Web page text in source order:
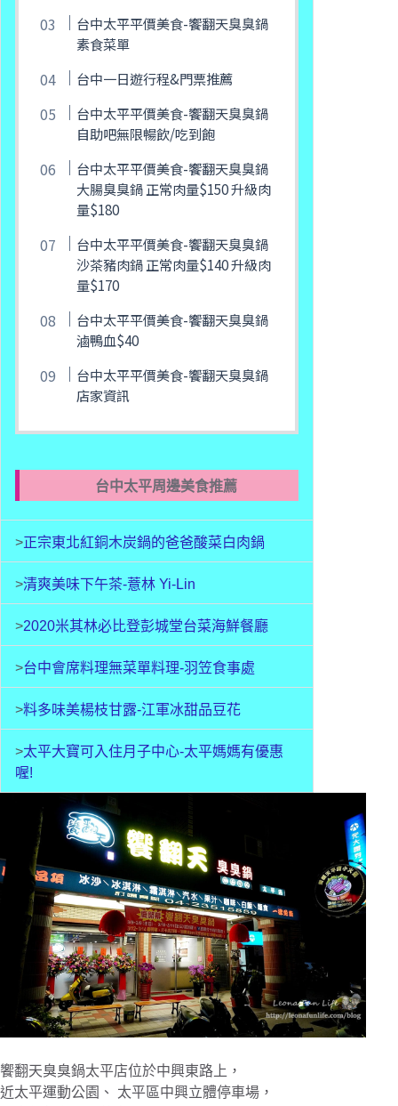
台中太平平價美食-饗翻天臭臭鍋
素食菜單
台中一日遊行程&門票推薦
台中太平平價美食-饗翻天臭臭鍋
自助吧無限暢飲/吃到飽
台中太平平價美食-饗翻天臭臭鍋
大腸臭臭鍋 正常肉量$150 升級肉
量$180
台中太平平價美食-饗翻天臭臭鍋
沙茶豬肉鍋 正常肉量$140 升級肉
量$170
台中太平平價美食-饗翻天臭臭鍋
滷鴨血$40
台中太平平價美食-饗翻天臭臭鍋
店家資訊
台中太平周邊美食推薦
>正宗東北紅銅木炭鍋的爸爸酸菜白肉鍋
>清爽美味下午茶-薏林 Yi-Lin
>2020米其林必比登彭城堂台菜海鮮餐廳
>台中會席料理無菜單料理-羽笠食事處
>料多味美楊枝甘露-江軍冰甜品豆花
>太平大寶可入住月子中心-太平媽媽有優惠
喔!
饗翻天臭臭鍋太平店位於中興東路上，
近太平運動公園、 太平區中興立體停車場，